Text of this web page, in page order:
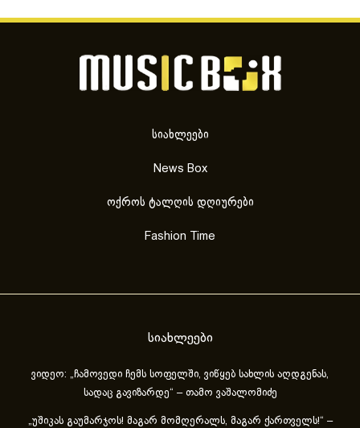
სიახლეები
News Box
ოქროს ტალღის დღიურები
Fashion Time
სიახლეები
ვიდეო: „ჩამოვედი ჩემს სოფელში, ვიწყებ სახლის აღდგენას,
სადაც გავიზარდე“ – თამო ვაშალომიძე
„უშიკას გაუმარჯოს! მაგარ მომღერალს, მაგარ ქართველს!“ –